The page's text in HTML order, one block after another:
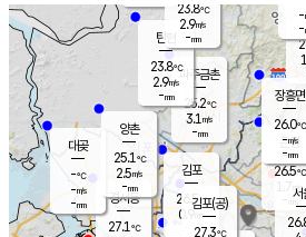
경서동
27.1℃
파주금촌
25.2℃
3.1 m/s
-mm
대곶
-℃
-m/s
-mm
탄현
23.8℃
2.9m/s
-mm
김포
26.5℃
0.9 m/s
mm
양촌
25.1℃
2.5m/s
-mm
은평
26.5℃
1.7 m/s
- mm
장흥면
26.0℃
-m/s
-mm
-
-
김포(공)
27.3℃
서
23.8℃
2.9m/s
-mm